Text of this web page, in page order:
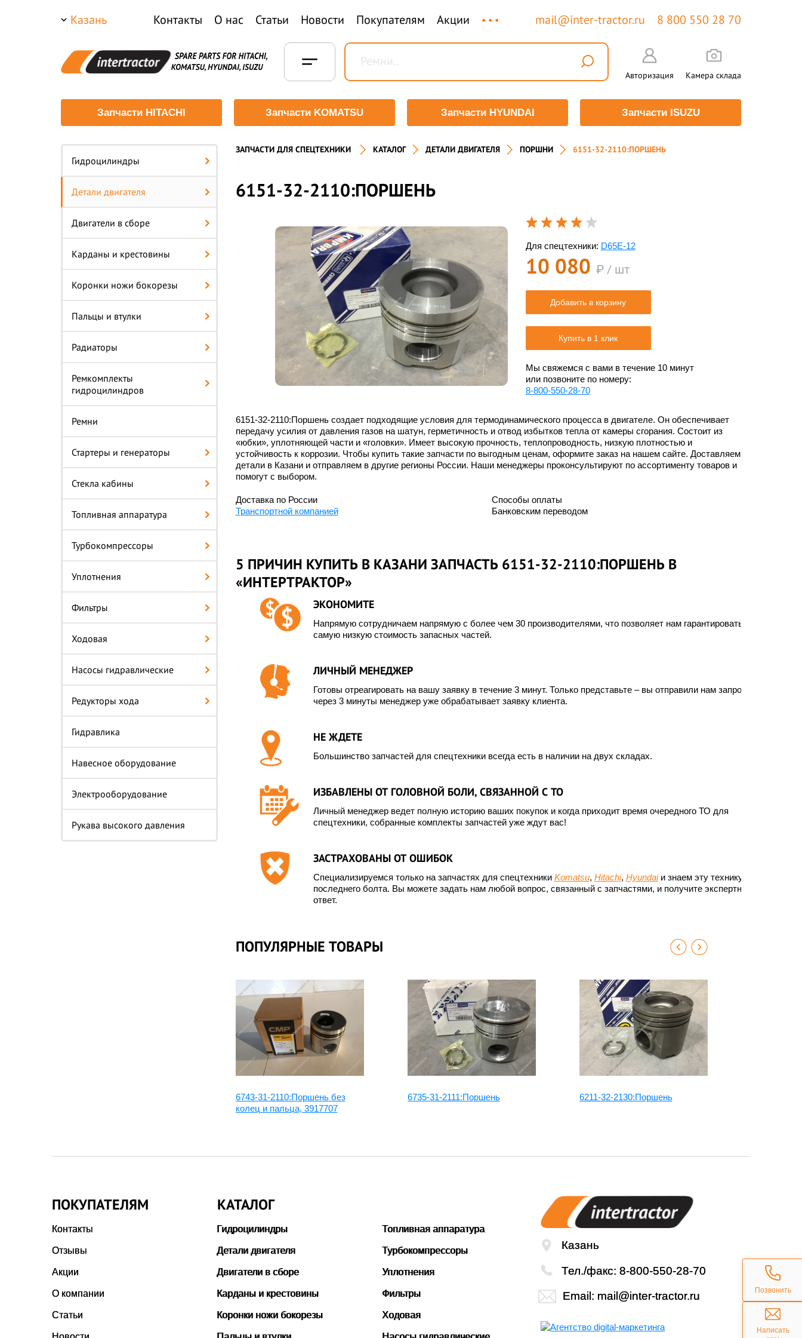
Казань Контакты О нас Статьи Новости Покупателям Акции ... mail@inter-tractor.ru 8 800 550 28 70
Авторизация Камера склада
Запчасти HITACHI Запчасти KOMATSU Запчасти HYUNDAI Запчасти ISUZU
Гидроцилиндры
Детали двигателя
Двигатели в сборе
Карданы и крестовины
Коронки ножи бокорезы
Пальцы и втулки
Радиаторы
Ремкомплекты
гидроцилиндров
Ремни
Стартеры и генераторы
Стекла кабины
Топливная аппаратура
Турбокомпрессоры
Уплотнения
Фильтры
Ходовая
Насосы гидравлические
Редукторы хода
Гидравлика
Навесное оборудование
Электрооборудование
Рукава высокого давления
ЗАПЧАСТИ ДЛЯ СПЕЦТЕХНИКИ КАТАЛОГ ДЕТАЛИ ДВИГАТЕЛЯ ПОРШНИ 6151-32-2110:ПОРШЕНЬ
6151-32-2110:ПОРШЕНЬ
Для спецтехники: D65E-12
10 080 ₽ / шт
Добавить в корзину
Купить в 1 клик
Мы свяжемся с вами в течение 10 минут
или позвоните по номеру:
8-800-550-28-70
6151-32-2110:Поршень создает подходящие условия для термодинамического процесса в двигателе. Он обеспечивает
передачу усилия от давления газов на шатун, герметичность и отвод избытков тепла от камеры сгорания. Состоит из
«юбки», уплотняющей части и «головки». Имеет высокую прочность, теплопроводность, низкую плотностью и
устойчивость к коррозии. Чтобы купить такие запчасти по выгодным ценам, оформите заказ на нашем сайте. Доставляем
детали в Казани и отправляем в другие регионы России. Наши менеджеры проконсультируют по ассортименту товаров и
помогут с выбором.
Доставка по России
Транспортной компанией
Способы оплаты
Банковским переводом
5 ПРИЧИН КУПИТЬ В КАЗАНИ ЗАПЧАСТЬ 6151-32-2110:ПОРШЕНЬ В
«ИНТЕРТРАКТОР»
ЭКОНОМИТЕ
Напрямую сотрудничаем напрямую с более чем 30 производителями, что позволяет нам гарантировать
самую низкую стоимость запасных частей.
ЛИЧНЫЙ МЕНЕДЖЕР
Готовы отреагировать на вашу заявку в течение 3 минут. Только представьте – вы отправили нам запрос, а
через 3 минуты менеджер уже обрабатывает заявку клиента.
НЕ ЖДЕТЕ
Большинство запчастей для спецтехники всегда есть в наличии на двух складах.
ИЗБАВЛЕНЫ ОТ ГОЛОВНОЙ БОЛИ, СВЯЗАННОЙ С ТО
Личный менеджер ведет полную историю ваших покупок и когда приходит время очередного ТО для
спецтехники, собранные комплекты запчастей уже ждут вас!
ЗАСТРАХОВАНЫ ОТ ОШИБОК
Специализируемся только на запчастях для спецтехники Komatsu, Hitachi, Hyundaiи знаем эту технику до
последнего болта. Вы можете задать нам любой вопрос, связанный с запчастями, и получите экспертный
ответ.
ПОПУЛЯРНЫЕ ТОВАРЫ
6743-31-2110:Поршень без
колец и пальца, 3917707
6735-31-2111:Поршень 6211-32-2130:Поршень
ПОКУПАТЕЛЯМ
Контакты
Отзывы
Акции
О компании
Статьи
КАТАЛОГ
Гидроцилиндры
Детали двигателя
Двигатели в сборе
Карданы и крестовины
Коронки ножи бокорезы
Топливная аппаратура
Турбокомпрессоры
Уплотнения
Фильтры
Ходовая
Казань
Тел./факс: 8-800-550-28-70
Email: mail@inter-tractor.ru Позвонить
Написать